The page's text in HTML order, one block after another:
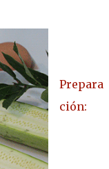
Prepara
ción: